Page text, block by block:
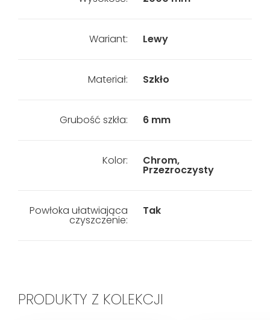
Wariant: Lewy
Materiał: Szkło
Grubość szkła: 6 mm
Kolor: Chrom,
Przezroczysty
Powłoka ułatwiająca
czyszczenie:
Tak
PRODUKTY Z KOLEKCJI